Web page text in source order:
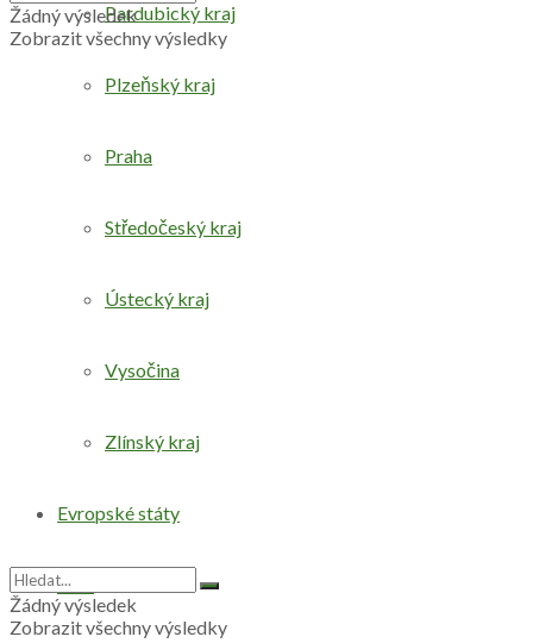
Pardubický kraj
Plzeňský kraj
Praha
Středočeský kraj
Ústecký kraj
Vysočina
Zlínský kraj
Evropské státy
Svět
Žádný výsledek
Zobrazit všechny výsledky
Žádný výsledek
Zobrazit všechny výsledky